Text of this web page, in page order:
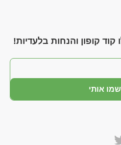
קוד קופון והנחות בלעדיות!
אותי